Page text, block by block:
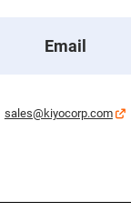
Email
sales@kiyocorp.com